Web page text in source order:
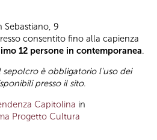
Sebastiano, 9
consentito fino alla capienza
12 persone in contemporanea.
sepolcro è obbligatorio l'uso dei
presso il sito.
Capitolina in
Progetto Cultura